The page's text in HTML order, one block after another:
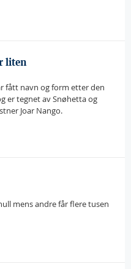
liten
fått navn og form etter den
er tegnet av Snøhetta og
Joar Nango.
mens andre får flere tusen